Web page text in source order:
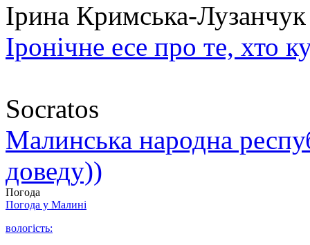
Ірина Кримська-Лузанчук
Іронічне есе про те, хто
Socratos
Малинська народна
доведу))
Погода
Погода у Малині
вологість: